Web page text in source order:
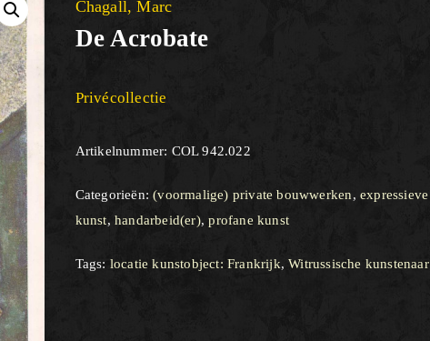
Chagall, Marc
De Acrobate
Privécollectie
Artikelnummer: COL 942.022
Categorieën:(voormalige) private bouwwerken, expressieve
kunst,handarbeid(er),profane kunst
Tags: locatie kunstobject: Frankrijk,Witrussische kunstenaar